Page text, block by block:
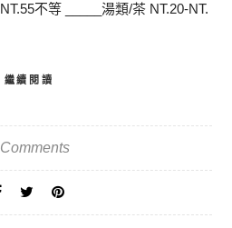
不等 _____湯類/茶 NT.20-NT.
繼續閱讀